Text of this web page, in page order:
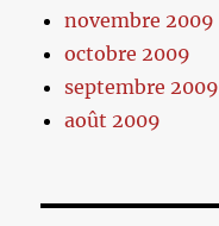
novembre 2009
octobre 2009
septembre 2009
août 2009